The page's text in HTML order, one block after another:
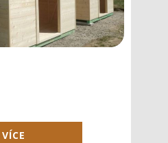
VÍCE